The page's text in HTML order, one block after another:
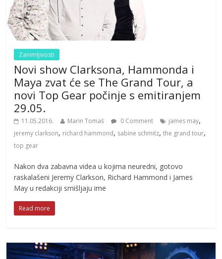
Zanimljivosti
Novi show Clarksona, Hammonda i
Maya zvat će se The Grand Tour, a
novi Top Gear počinje s emitiranjem
29.05.
11.05.2016. Marin Tomaš 0 Comment james may,
jeremy clarkson, richard hammond, sabine schmitz,the grand tour,
top gear
Nakon dva zabavna videa u kojima neuredni, gotovo
raskalašeni Jeremy Clarkson, Richard Hammond i James
May u redakciji smišljaju ime
Read more